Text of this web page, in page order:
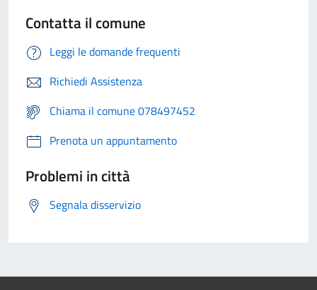
Contatta il comune
Leggi le domande frequenti
Richiedi Assistenza
Chiama il comune 078497452
Prenota un appuntamento
Problemi in città
Segnala disservizio